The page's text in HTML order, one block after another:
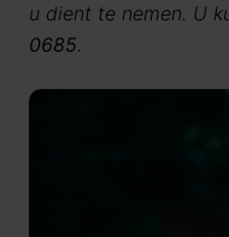
u dient te nemen. U
0685.